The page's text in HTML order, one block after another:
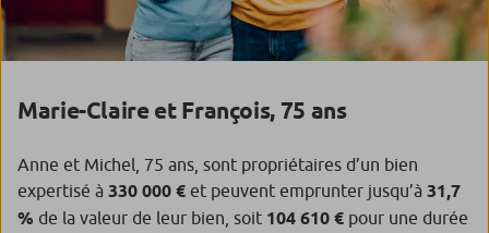
Marie-Claire et François, 75 ans
Anne et Michel, 75 ans, sont propriétaires d’un bien
expertisé à 330 000 € et peuvent emprunter jusqu’à 31,7
% de la valeur de leur bien, soit 104 610 € pour une durée